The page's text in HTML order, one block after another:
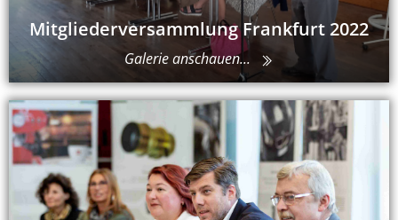
Mitgliederversammlung Frankfurt 2022
Galerie anschauen...